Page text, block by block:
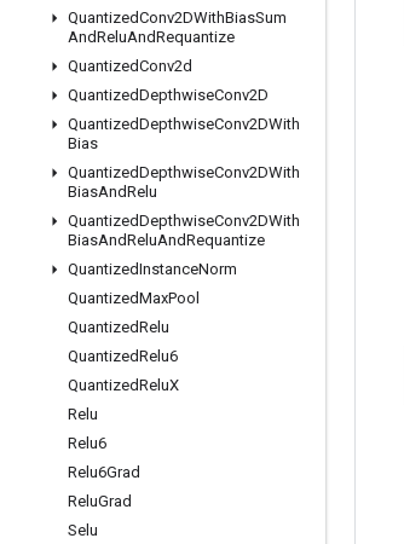
QuantizedConv2DWithBiasSum
AndReluAndRequantize
QuantizedConv2d
QuantizedDepthwiseConv2D
QuantizedDepthwiseConv2DWith
Bias
QuantizedDepthwiseConv2DWith
BiasAndRelu
QuantizedDepthwiseConv2DWith
BiasAndReluAndRequantize
QuantizedInstanceNorm
QuantizedMaxPool
QuantizedRelu
QuantizedRelu6
QuantizedReluX
Relu
Relu6
Relu6Grad
ReluGrad
Selu